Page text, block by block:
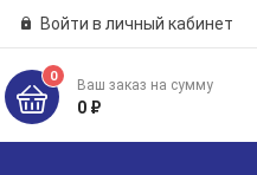
Войти в личный кабинет
0
Ваш заказ на сумму
0 ₽